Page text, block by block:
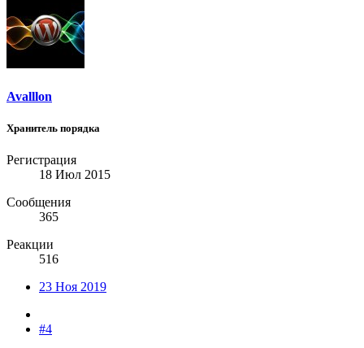
Avalllon
Хранитель порядка
Регистрация
18 Июл 2015
Сообщения
365
Реакции
516
23 Ноя 2019
#4